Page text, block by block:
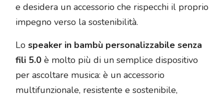
e desidera un accessorio che rispecchi il proprio
impegno verso la sostenibilità.
Lo speaker in bambù personalizzabile senza
fili 5.0 è molto più di un semplice dispositivo
per ascoltare musica: è un accessorio
multifunzionale, resistente e sostenibile,